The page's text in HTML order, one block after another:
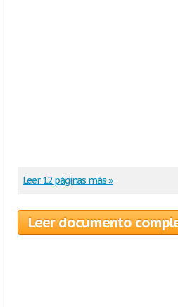
Leer 12 páginas más »
Leer documento